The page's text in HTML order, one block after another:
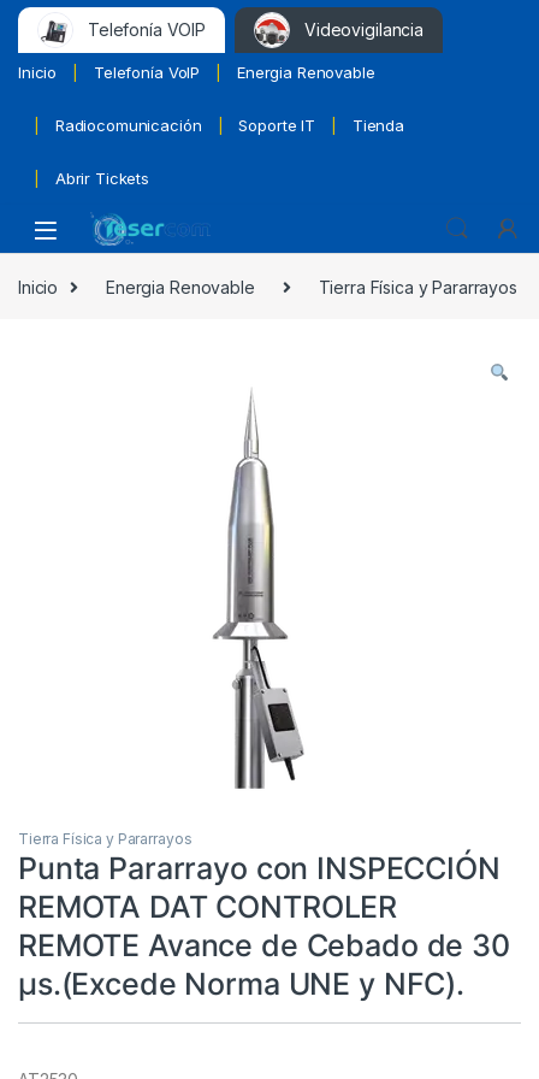
Telefonía VOIP Videovigilancia
Inicio Telefonía VoIP Energia Renovable
Radiocomunicación Soporte IT Tienda
Abrir Tickets
Inicio Energia Renovable Tierra Física y Pararrayos
Tierra Física y Pararrayos
Punta Pararrayo con INSPECCIÓN
REMOTA DAT CONTROLER
REMOTE Avance de Cebado de 30
μs.(Excede Norma UNE y NFC).